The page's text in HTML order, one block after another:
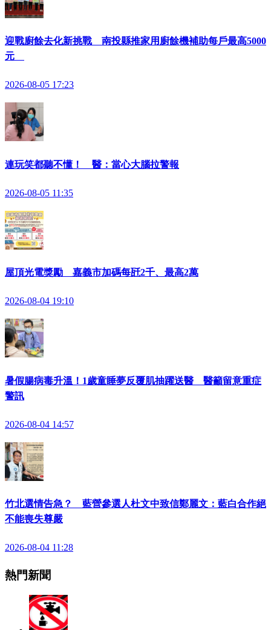
迎戰廚餘去化新挑戰 南投縣推家用廚餘機補助每戶最高5000
元
2026-08-05 17:23
連玩笑都聽不懂！ 醫：當心大腦拉警報
2026-08-05 11:35
屋頂光電獎勵 嘉義市加碼每瓩2千、最高2萬
2026-08-04 19:10
暑假腸病毒升溫！1歲童睡夢反覆肌抽躍送醫 醫籲留意重症
警訊
2026-08-04 14:57
竹北選情告急？ 藍營參選人杜文中致信鄭麗文：藍白合作絕
不能喪失尊嚴
2026-08-04 11:28
熱門新聞